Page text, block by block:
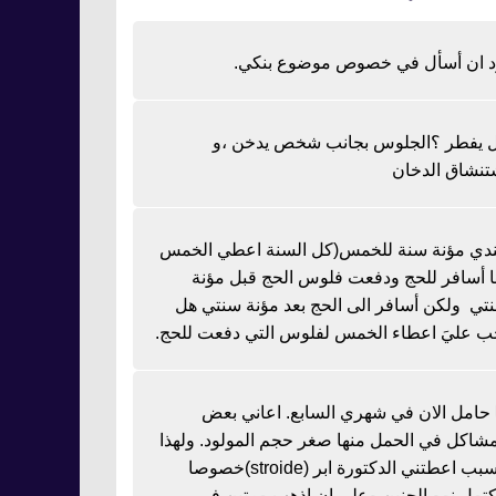
ان أسأل في خصوص موضوع بنكي.
يفطر ؟الجلوس بجانب شخص يدخن ،و
الدخان
مؤنة سنة للخمس(كل السنة اعطي الخمس
أسافر للحج ودفعت فلوس الحج قبل مؤنة
ولكن أسافر الى الحج بعد مؤنة سنتي هل
عليَ اعطاء الخمس لفلوس التي دفعت للحج.
حامل الان في شهري السابع. اعاني بعض
في الحمل منها صغر حجم المولود. ولهذا
السبب اعطتني الدكتورة ابر (stroide)خصوصا